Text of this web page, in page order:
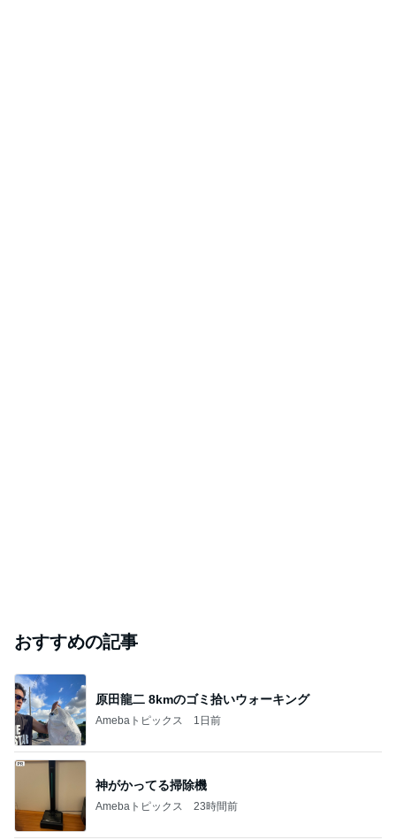
おすすめの記事
原田龍二 8kmのゴミ拾いウォーキング
Amebaトピックス 1日前
神がかってる掃除機
Amebaトピックス 23時間前